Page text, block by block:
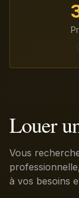
Louer
Vous
à vos besoins